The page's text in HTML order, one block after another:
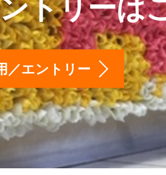
トリーは
／エントリー